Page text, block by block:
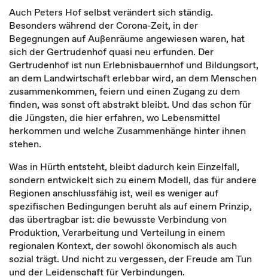
Auch Peters Hof selbst verändert sich ständig.
Besonders während der Corona-Zeit, in der
Begegnungen auf Außenräume angewiesen waren, hat
sich der Gertrudenhof quasi neu erfunden. Der
Gertrudenhof ist nun Erlebnisbauernhof und Bildungsort,
an dem Landwirtschaft erlebbar wird, an dem Menschen
zusammenkommen, feiern und einen Zugang zu dem
finden, was sonst oft abstrakt bleibt. Und das schon für
die Jüngsten, die hier erfahren, wo Lebensmittel
herkommen und welche Zusammenhänge hinter ihnen
stehen.
Was in Hürth entsteht, bleibt dadurch kein Einzelfall,
sondern entwickelt sich zu einem Modell, das für andere
Regionen anschlussfähig ist, weil es weniger auf
spezifischen Bedingungen beruht als auf einem Prinzip,
das übertragbar ist: die bewusste Verbindung von
Produktion, Verarbeitung und Verteilung in einem
regionalen Kontext, der sowohl ökonomisch als auch
sozial trägt. Und nicht zu vergessen, der Freude am Tun
und der Leidenschaft für Verbindungen.